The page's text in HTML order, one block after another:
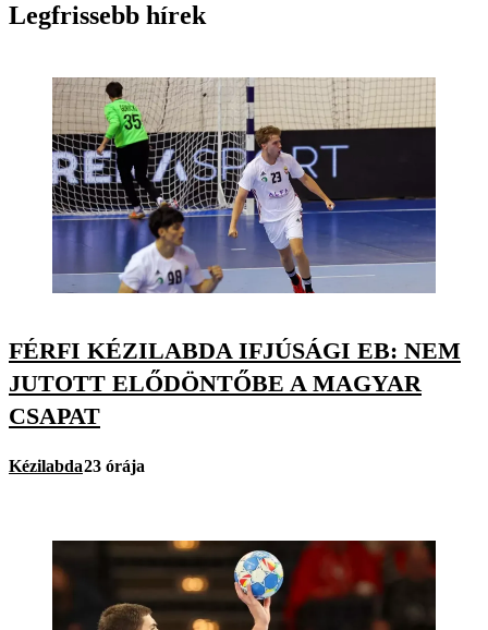
Legfrissebb hírek
FÉRFI KÉZILABDA IFJÚSÁGI EB: NEM
JUTOTT ELŐDÖNTŐBE A MAGYAR
CSAPAT
Kézilabda23 órája